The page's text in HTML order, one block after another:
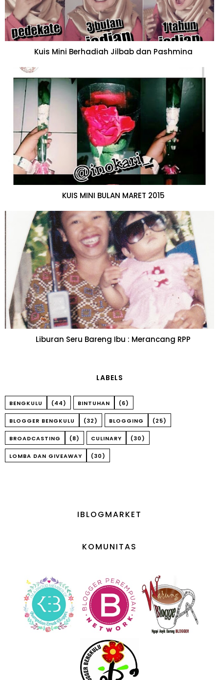
Kuis Mini Berhadiah Jilbab dan Pashmina
KUIS MINI BULAN MARET 2015
Liburan Seru Bareng Ibu : Merancang RPP
LABELS
BENGKULU (44) BINTUHAN (6)
BLOGGER BENGKULU (32) BLOGGING (25)
BROADCASTING (8) CULINARY (30)
LOMBA DAN GIVEAWAY (30)
IBLOGMARKET
KOMUNITAS